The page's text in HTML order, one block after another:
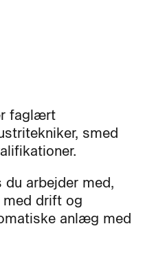
faglært
smed
du arbejder med,
med drift og
anlæg med